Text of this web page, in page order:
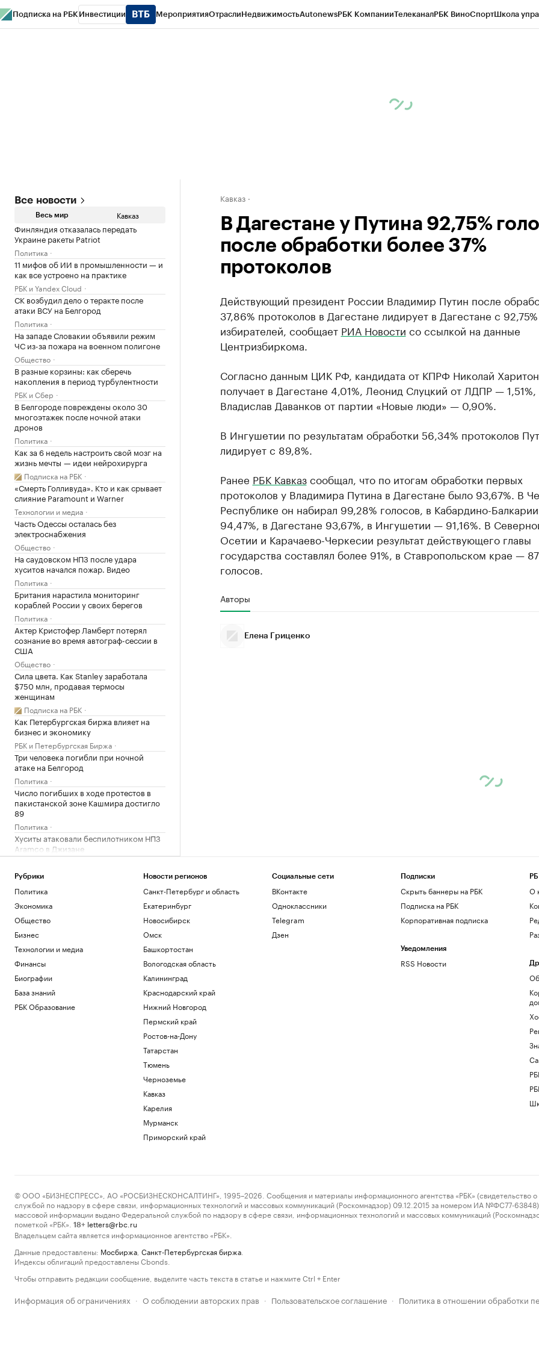
Подписка на РБК Инвестиции МероприятияОтраслиНедвижимостьAutonewsРБК КомпанииТелеканалРБК ВиноСпортШкола
Все новости
Весь мир Кавказ
Финляндия отказалась передать
Украине ракеты Patriot
Политика
11 мифов об ИИ в промышленности — и
как все устроено на практике
РБК и Yandex Cloud
СК возбудил дело о теракте после
атаки ВСУ на Белгород
Политика
На западе Словакии объявили режим
ЧС из-за пожара на военном полигоне
Общество
В разные корзины: как сберечь
накопления в период турбулентности
РБК и Сбер
В Белгороде повреждены около 30
многоэтажек после ночной атаки
дронов
Политика
Как за 6 недель настроить свой мозг на
жизнь мечты — идеи нейрохирурга
Подписка на РБК
«Смерть Голливуда». Кто и как срывает
слияние Paramount и Warner
Технологии и медиа
Часть Одессы осталась без
электроснабжения
Общество
На саудовском НПЗ после удара
хуситов начался пожар. Видео
Политика
Британия нарастила мониторинг
кораблей России у своих берегов
Политика
Актер Кристофер Ламберт потерял
сознание во время автограф-сессии в
США
Общество
Сила цвета. Как Stanley заработала
$750 млн, продавая термосы
женщинам
Подписка на РБК
Как Петербургская биржа влияет на
бизнес и экономику
РБК и Петербургская Биржа
Три человека погибли при ночной
атаке на Белгород
Политика
Число погибших в ходе протестов в
пакистанской зоне Кашмира достигло
89
Политика
Хуситы атаковали беспилотником НПЗ
Aramco в Джизане
КРТ по-кавказски: Минстрой РФ
Кавказ
Как внуки влияют на здоровье бабушек
и дедушек
Общество
«Последняя капля»: о чем говорят
внезапные вспышки гнева
Подписка на РБК
Кавказ
В Дагестане у Путина 92,75%
после обработки более 37%
протоколов
Действующий президент России Владимир Путин после
37,86% протоколов в Дагестане лидирует в Дагестане с 92,75%
избирателей, сообщает РИА Новости со ссылкой на данные
Центризбиркома.
Согласно данным ЦИК РФ, кандидата от КПРФ Николай
получает в Дагестане 4,01%, Леонид Слуцкий от ЛДПР — 1,51%,
Владислав Даванков от партии «Новые люди» — 0,90%.
В Ингушетии по результатам обработки 56,34% протоколов
лидирует с 89,8%.
Ранее РБК Кавказсообщал, что по итогам обработки первых
протоколов у Владимира Путина в Дагестане было 93,67%. В
Республике он набирал 99,28% голосов, в Кабардино-
94,47%, в Дагестане 93,67%, в Ингушетии — 91,16%. В
Осетии и Карачаево-Черкесии результат действующего главы
государства составлял более 91%, в Ставропольском крае —
голосов.
Авторы
Елена Гриценко
Рубрики
Политика
Экономика
Общество
Бизнес
Технологии и медиа
Финансы
Биографии
База знаний
РБК Образование
Новости регионов
Санкт-Петербург и область
Екатеринбург
Новосибирск
Омск
Башкортостан
Вологодская область
Калининград
Краснодарский край
Нижний Новгород
Пермский край
Ростов-на-Дону
Татарстан
Тюмень
Черноземье
Кавказ
Карелия
Мурманск
Приморский край
Социальные сети
ВКонтакте
Одноклассники
Telegram
Дзен
Подписки
Скрыть баннеры на РБК
Подписка на РБК
Корпоративная подписка
Уведомления
RSS Новости
О
© ООО «БИЗНЕСПРЕСС», АО «РОСБИЗНЕСКОНСАЛТИНГ», 1995–2026. Сообщения и материалы информационного агентства «РБК» (свидетельство о
службой по надзору в сфере связи, информационных технологий и массовых коммуникаций (Роскомнадзор) 09.12.2015 за номером ИА №ФС77-63848)
массовой информации выдано Федеральной службой по надзору в сфере связи, информационных технологий и массовых коммуникаций
пометкой «РБК».
18+ letters@rbc.ru
Владельцем сайта является информационное агентство «РБК».
Данные предоставлены: Мосбиржа Санкт-Петербургская биржа
Индексы облигаций предоставлены Cbonds.
Чтобы отправить редакции сообщение, выделите часть текста в статье и нажмите Ctrl + Enter
Информация об ограничениях · О соблюдении авторских прав · Пользовательское соглашение · Политика в отношении обработки